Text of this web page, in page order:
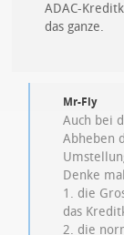
ADAC-
das ganze.
Mr-Fly
Auch bei
Abheben
Denke
1. die
das
2. die